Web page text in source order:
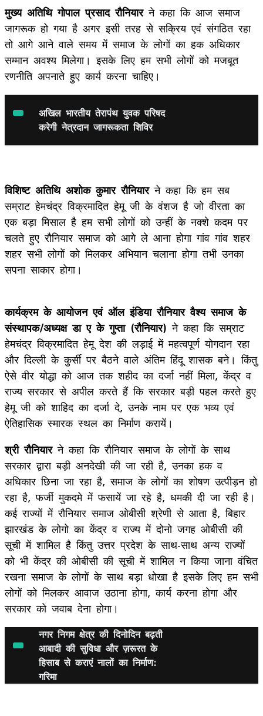
मुख्य अतिथि गोपाल प्रसाद रौनियारने कहा कि आज समाज
जागरूक हो गया है अगर इसी तरह से सक्रिय एवं संगठित रहा
तो आगे आने वाले समय में समाज के लोगों का हक अधिकार
सम्मान अवश्य मिलेगा। इसके लिए हम सभी लोगों को मजबूत
रणनीति अपनाते हुए कार्य करना चाहिए।
अखिल भारतीय तेरापंथ युवक परिषद
करेगी नेत्रदान जागरूकता शिविर
विशिष्ट अतिथि अशोक कुमार रौनियारने कहा कि हम सब
सम्राट हेमचंद्र विक्रमादित हेमू जी के वंशज है जो वीरता का
एक बड़ा मिसाल है हम सभी लोगों को उन्हीं के नक्शे कदम पर
चलते हुए रौनियार समाज को आगे ले आना होगा गांव गांव शहर
शहर सभी लोगों को मिलकर अभियान चलाना होगा तभी उनका
सपना साकार होगा।
कार्यक्रम के आयोजन एवं ऑल इंडिया रौनियार वैश्य समाज के
संस्थापक/अध्यक्ष डा ए के गुप्ता (रौनियार) ने कहा कि सम्राट
हेमचंद्र विक्रमादित हेमू देश की लड़ाई में महत्वपूर्ण योगदान रहा
और दिल्ली के कुर्सी पर बैठने वाले अंतिम हिंदू शासक बने। किंतु
ऐसे वीर योद्धा को आज तक शहीद का दर्जा नहीं मिला, केंद्र व
राज्य सरकार से अपील करते हैं कि सरकार बड़ी पहल करते हुए
हेमू जी को शाहिद का दर्जा दे, उनके नाम पर एक भव्य एवं
ऐतिहासिक स्मारक स्थल का निर्माण करायें।
श्री रौनियारने कहा कि रौनियार समाज के लोगों के साथ
सरकार द्वारा बड़ी अनदेखी की जा रही है, उनका हक व
अधिकार छिना जा रहा है, समाज के लोगों का शोषण उत्पीड़न हो
रहा है, फर्जी मुकदमे में फसायें जा रहे है, धमकी दी जा रही है।
कई राज्यों में रौनियार समाज ओबीसी श्रेणी से आता है, बिहार
झारखंड के लोगो का केंद्र व राज्य में दोनो जगह ओबीसी की
सूची में शामिल है किंतु उत्तर प्रदेश के साथ-साथ अन्य राज्यों
को भी केंद्र की ओबीसी की सूची में शामिल न किया जाना वंचित
रखना समाज के लोगों के साथ बड़ा धोखा है इसके लिए हम सभी
लोगों को मिलकर आवाज उठाना होगा, कार्य करना होगा और
सरकार को जवाब देना होगा।
नगर निगम क्षेत्र की दिनोदिन बढ़ती
आबादी की सुविधा और ज़रूरत के
हिसाब से कराएं नालों का निर्माण:
गरिमा